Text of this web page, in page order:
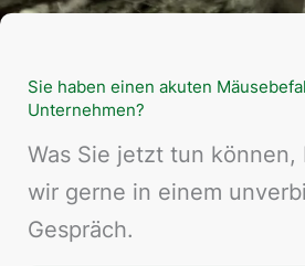
Sie haben einen akuten
Unternehmen?
Was Sie jetzt tun können,
wir gerne in einem
Gespräch.